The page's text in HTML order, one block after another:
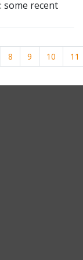
recent
8 9 10 11